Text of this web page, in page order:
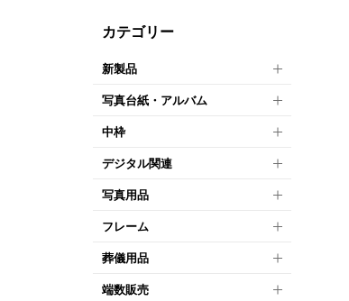
カテゴリー
新製品
写真台紙・アルバム
中枠
デジタル関連
写真用品
フレーム
葬儀用品
端数販売